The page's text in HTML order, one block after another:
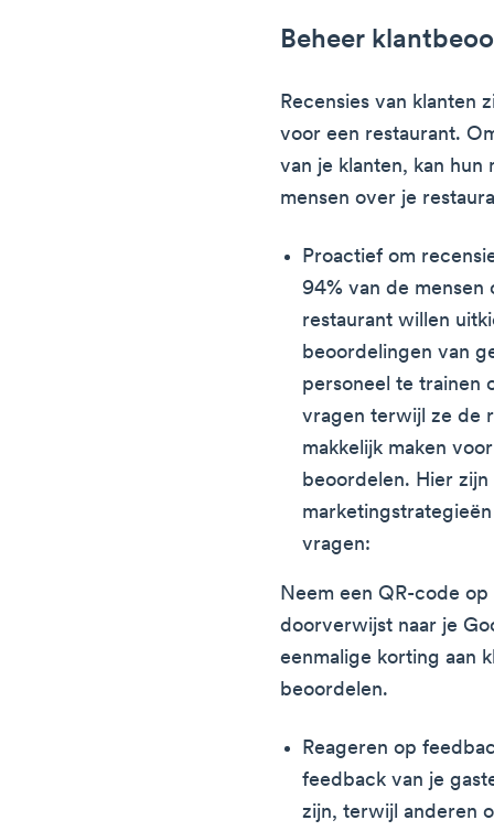
Beheer
Recensies van klanten
voor een restaurant.
van je klanten, kan
mensen over je
Proactief om
94% van de mensen
restaurant willen
beoordelingen van
personeel te trainen
vragen terwijl ze de
makkelijk maken
beoordelen. Hier
vragen:
Neem een QR-code
doorverwijst naar je
eenmalige korting aan
beoordelen.
Reageren op
feedback van je
zijn, terwijl anderen